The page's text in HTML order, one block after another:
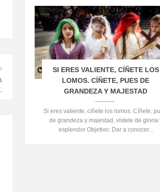
SI ERES VALIENTE, CÍÑETE LOS
LOMOS. CÍÑETE, PUES DE
GRANDEZA Y MAJESTAD
Si eres valiente, cíñete los lomos. Cíñete,
de grandeza y majestad, vístete de gloria
esplendor Objetivo: Dar a conocer...